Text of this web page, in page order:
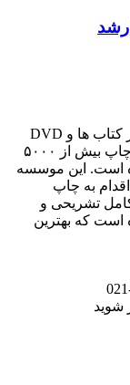
انتشارات پردازش به عنوان اولین ناشر و مبتکر کتاب ها و DVD
های کارشناسی ارشد و دکترا تاکنون موفق به چاپ بیش از ۵۰۰۰
است. این موسسه
اقدام به چاپ
تشریحی و
است که بهترین
شوید